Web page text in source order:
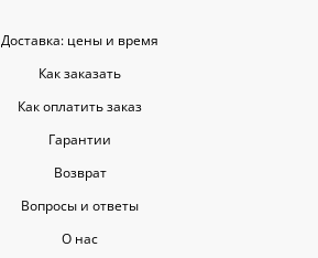
Доставка: цены и время
Как заказать
Как оплатить заказ
Гарантии
Возврат
Вопросы и ответы
О нас